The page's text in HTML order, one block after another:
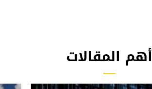
أهم المقالات